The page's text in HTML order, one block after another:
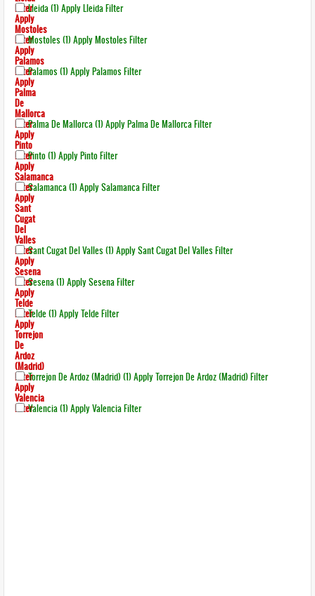
FilterLleida (1) Apply Lleida Filter
Apply
Mostoles
FilterMostoles (1) Apply Mostoles Filter
Apply
Palamos
FilterPalamos (1) Apply Palamos Filter
Apply
Palma
De
Mallorca
FilterPalma De Mallorca (1) Apply Palma De Mallorca Filter
Apply
Pinto
FilterPinto (1) Apply Pinto Filter
Apply
Salamanca
FilterSalamanca (1) Apply Salamanca Filter
Apply
Sant
Cugat
Del
Valles
FilterSant Cugat Del Valles (1) Apply Sant Cugat Del Valles Filter
Apply
Sesena
FilterSesena (1) Apply Sesena Filter
Apply
Telde
FilterTelde (1) Apply Telde Filter
Apply
Torrejon
De
Ardoz
(madrid)
FilterTorrejon De Ardoz (madrid) (1) Apply Torrejon De Ardoz (madrid) Filter
Apply
Valencia
FilterValencia (1) Apply Valencia Filter